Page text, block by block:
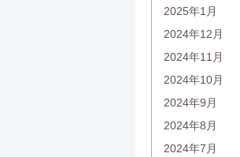
2025年1月
2024年12月
2024年11月
2024年10月
2024年9月
2024年8月
2024年7月